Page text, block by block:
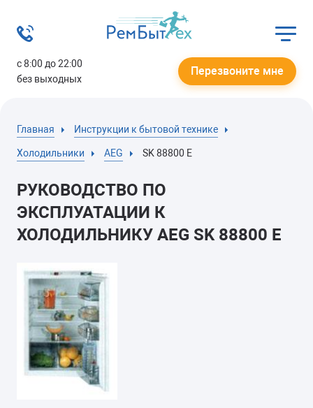
с 8:00 до 22:00
без выходных
Перезвоните мне
Главная Инструкции к бытовой технике
Холодильники AEG SK 88800 E
РУКОВОДСТВО ПО
ЭКСПЛУАТАЦИИ К
ХОЛОДИЛЬНИКУ AEG SK 88800 E